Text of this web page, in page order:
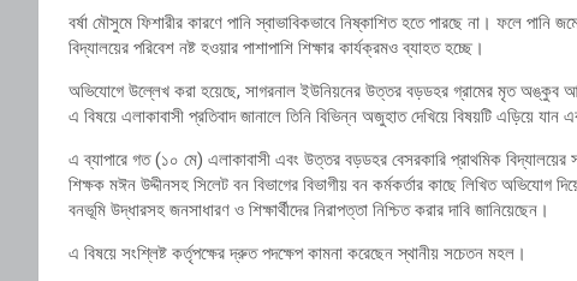
বর্ষা মৌসুমে ফিশারীর কারণে পানি স্বাভাবিকভাবে নিষ্কাশিত হতে পারছে না। ফলে পানি
বিদ্যালয়ের পরিবেশ নষ্ট হওয়ার পাশাপাশি শিক্ষার কার্যক্রমও ব্যাহত হচ্ছে।
অভিযোগে উল্লেখ করা হয়েছে, সাগরনাল ইউনিয়নের উত্তর বড়ডহর গ্রামের মৃত অঙ্কুব
এ বিষয়ে এলাকাবাসী প্রতিবাদ জানালে তিনি বিভিন্ন অজুহাত দেখিয়ে বিষয়টি এড়িয়ে যান
এ ব্যাপারে গত (১০ মে) এলাকাবাসী এবং উত্তর বড়ডহর বেসরকারি প্রাথমিক
শিক্ষক মঈন উদ্দীনসহ সিলেট বন বিভাগের বিভাগীয় বন কর্মকর্তার কাছে লিখিত
বনভূমি উদ্ধারসহ জনসাধারণ ও শিক্ষার্থীদের নিরাপত্তা নিশ্চিত করার দাবি জানিয়েছেন।
এ বিষয়ে সংশ্লিষ্ট কর্তৃপক্ষের দ্রুত পদক্ষেপ কামনা করেছেন স্থানীয় সচেতন মহল।